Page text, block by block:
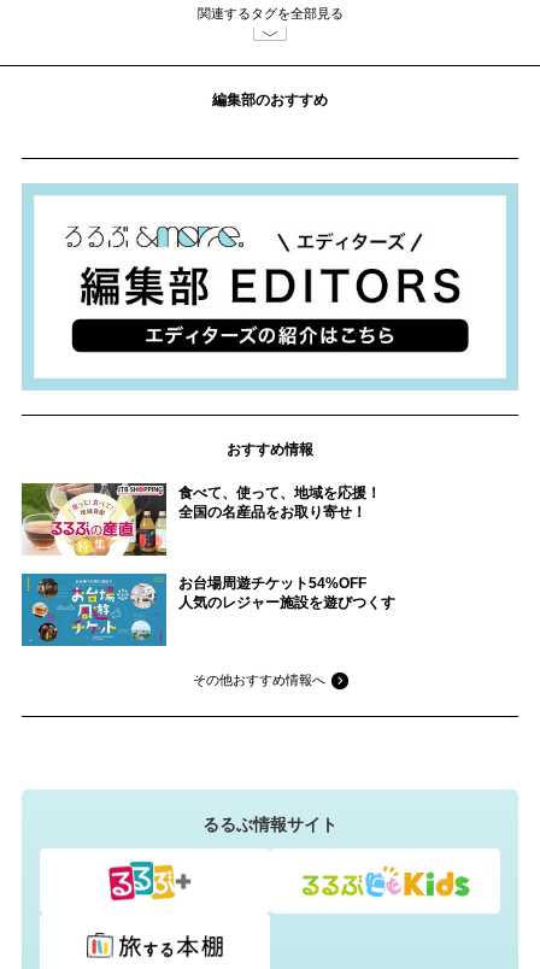
関連するタグを全部見る
編集部のおすすめ
おすすめ情報
食べて、使って、地域を応援！
全国の名産品をお取り寄せ！
お台場周遊チケット54%OFF
人気のレジャー施設を遊びつくす
その他おすすめ情報へ
るるぶ情報サイト